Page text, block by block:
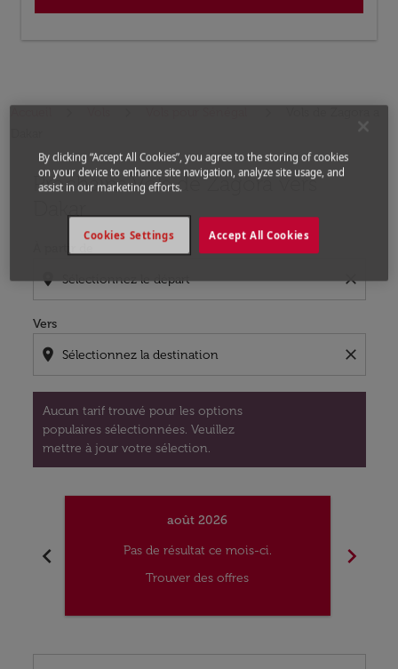
Prochains Vols de Zagora vers
Dakar
location_on close
Vers
location_on close
Aucun tarif trouvé pour les options
populaires sélectionnées. Veuillez
mettre à jour votre sélection.
Aucun tarif trouvé pour les options populaires
chevron_left
août 2026
Pas de résultat ce mois-ci.
Trouver des offres
chevron_right
By clicking “Accept All Cookies”, you agree to the storing of cookies
on your device to enhance site navigation, analyze site usage, and
assist in our marketing efforts.
Accept All Cookies
Cookies Settings